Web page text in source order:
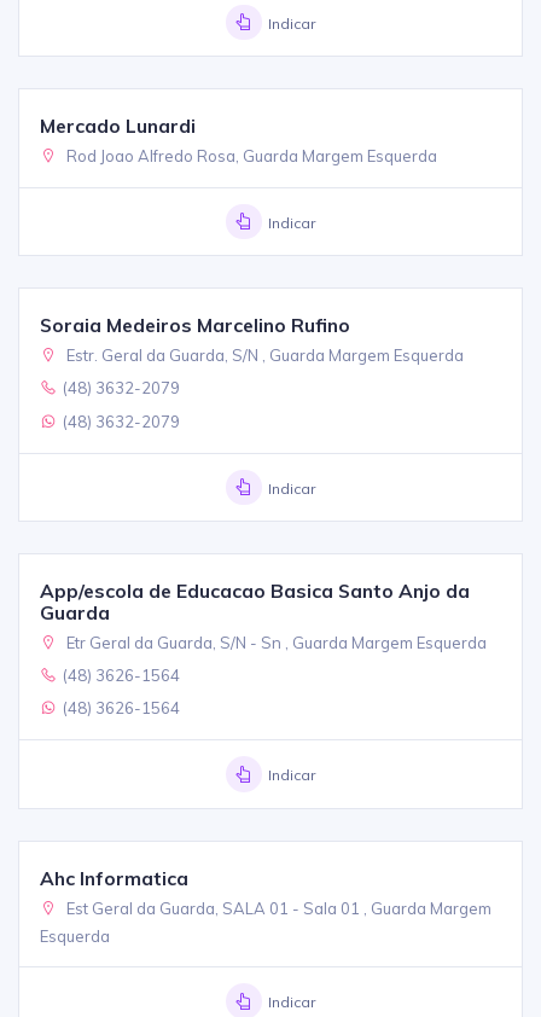
Indicar
Mercado Lunardi
Rod Joao Alfredo Rosa, Guarda Margem Esquerda
Indicar
Soraia Medeiros Marcelino Rufino
Estr. Geral da Guarda, S/N , Guarda Margem Esquerda
(48) 3632-2079
(48) 3632-2079
Indicar
App/escola de Educacao Basica Santo Anjo da
Guarda
Etr Geral da Guarda, S/N - Sn , Guarda Margem Esquerda
(48) 3626-1564
(48) 3626-1564
Indicar
Ahc Informatica
Est Geral da Guarda, SALA 01 - Sala 01 , Guarda Margem
Esquerda
Indicar